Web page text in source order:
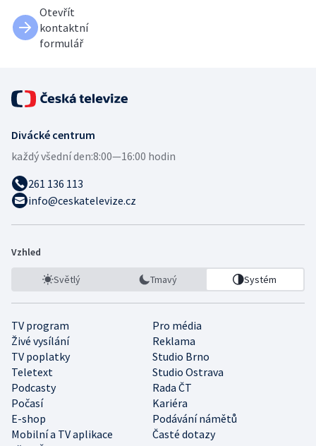
Otevřít
kontaktní
formulář
Divácké centrum
každý všední den:8:00—16:00 hodin
261 136 113
info@ceskatelevize.cz
Vzhled
Světlý Tmavý Systém
TV program
Pro média
Živé vysílání
Reklama
TV poplatky
Studio Brno
Teletext
Studio Ostrava
Podcasty
Rada ČT
Počasí
Kariéra
E-shop
Podávání námětů
Mobilní a TV aplikace
Časté dotazy